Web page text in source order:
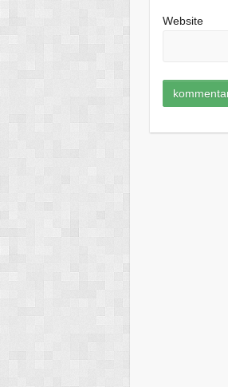
Website